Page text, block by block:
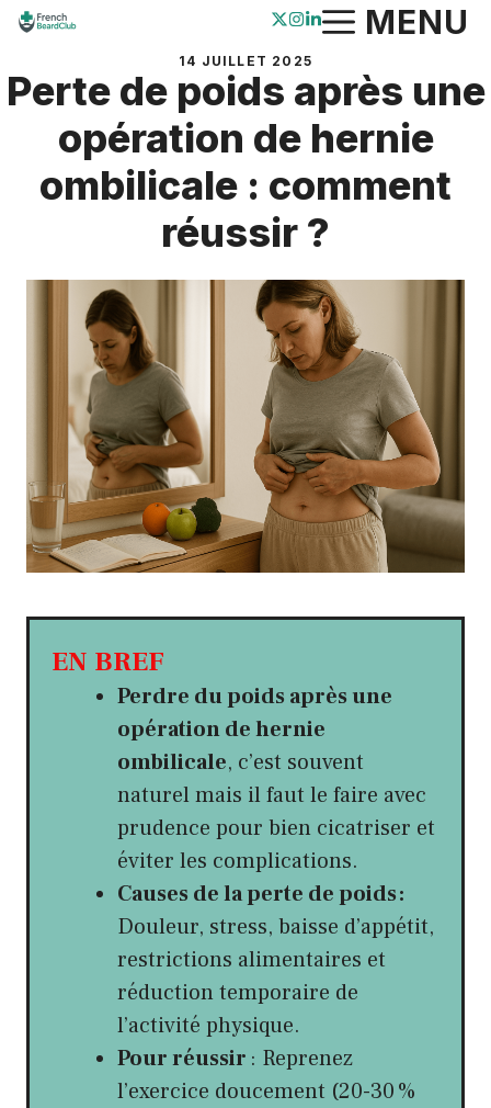
Aller
contenu
MENU
14 JUILLET 2025
Perte de poids après une
opération de hernie
ombilicale : comment
réussir ?
EN BREF
Perdre du poids après une
opération de hernie
ombilicale, c’est souvent
naturel mais il faut le faire avec
prudence pour bien cicatriser et
éviter les complications.
Causes de la perte de poids :
Douleur, stress, baisse d’appétit,
restrictions alimentaires et
réduction temporaire de
l’activité physique.
Pour réussir : Reprenez
l’exercice doucement (20-30 %